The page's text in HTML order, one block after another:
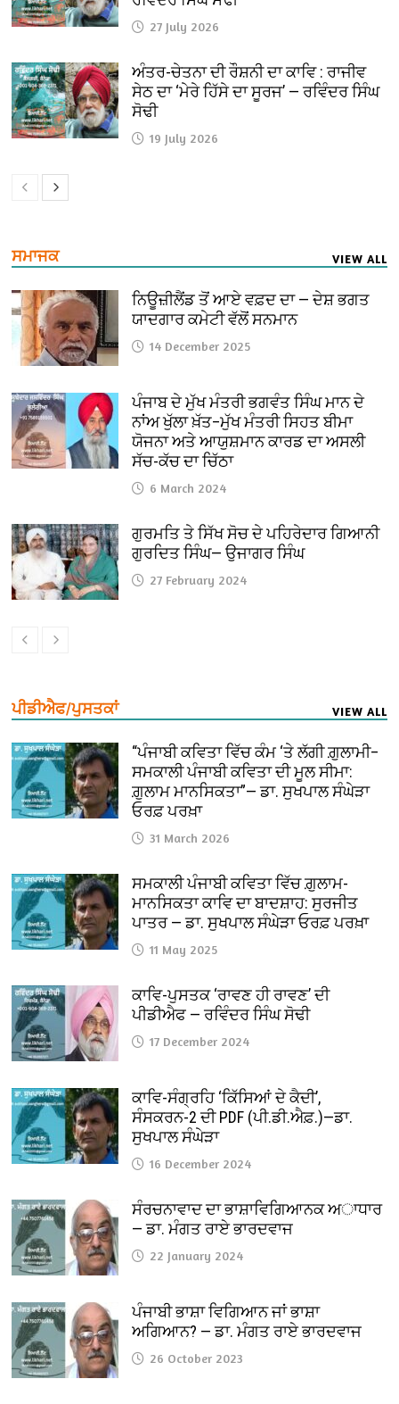
27 July 2026
ਅੰਤਰ-ਚੇਤਨਾ ਦੀ ਰੌਸ਼ਨੀ ਦਾ ਕਾਵਿ : ਰਾਜੀਵ
ਸੇਠ ਦਾ ‘ਮੇਰੇ ਹਿੱਸੇ ਦਾ ਸੂਰਜ’ — ਰਵਿੰਦਰ ਸਿੰਘ
ਸੋਢੀ
19 July 2026
ਸਮਾਜਕ VIEW ALL
ਨਿਊਜ਼ੀਲੈਂਡ ਤੋਂ ਆਏ ਵਫ਼ਦ ਦਾ — ਦੇਸ਼ ਭਗਤ
ਯਾਦਗਾਰ ਕਮੇਟੀ ਵੱਲੋਂ ਸਨਮਾਨ
14 December 2025
ਪੰਜਾਬ ਦੇ ਮੁੱਖ ਮੰਤਰੀ ਭਗਵੰਤ ਸਿੰਘ ਮਾਨ ਦੇ
ਨਾਂਅ ਖੁੱਲਾ ਖ਼ੱਤ–ਮੁੱਖ ਮੰਤਰੀ ਸਿਹਤ ਬੀਮਾ
ਯੋਜਨਾ ਅਤੇ ਆਯੁਸ਼ਮਾਨ ਕਾਰਡ ਦਾ ਅਸਲੀ
ਸੱਚ-ਕੱਚ ਦਾ ਚਿੱਠਾ
6 March 2024
ਗੁਰਮਤਿ ਤੇ ਸਿੱਖ ਸੋਚ ਦੇ ਪਹਿਰੇਦਾਰ ਗਿਆਨੀ
ਗੁਰਦਿਤ ਸਿੰਘ— ਉਜਾਗਰ ਸਿੰਘ
27 February 2024
ਪੀਡੀਐਫ/ਪੁਸਤਕਾਂ VIEW ALL
“ਪੰਜਾਬੀ ਕਵਿਤਾ ਵਿੱਚ ਕੰਮ ‘ਤੇ ਲੱਗੀ ਗ਼ੁਲਾਮੀ–
ਸਮਕਾਲੀ ਪੰਜਾਬੀ ਕਵਿਤਾ ਦੀ ਮੂਲ ਸੀਮਾ:
ਗ਼ੁਲਾਮ ਮਾਨਸਿਕਤਾ”— ਡਾ. ਸੁਖਪਾਲ ਸੰਘੇੜਾ
ਓਰਫ਼ ਪਰਖ਼ਾ
31 March 2026
ਸਮਕਾਲੀ ਪੰਜਾਬੀ ਕਵਿਤਾ ਵਿੱਚ ਗ਼ੁਲਾਮ-
ਮਾਨਸਿਕਤਾ ਕਾਵਿ ਦਾ ਬਾਦਸ਼ਾਹ: ਸੁਰਜੀਤ
ਪਾਤਰ — ਡਾ. ਸੁਖਪਾਲ ਸੰਘੇੜਾ ਓਰਫ਼ ਪਰਖ਼ਾ
11 May 2025
ਕਾਵਿ-ਪੁਸਤਕ ‘ਰਾਵਣ ਹੀ ਰਾਵਣ’ ਦੀ
ਪੀਡੀਐਫ — ਰਵਿੰਦਰ ਸਿੰਘ ਸੋਢੀ
17 December 2024
ਕਾਵਿ-ਸੰਗ੍ਰਹਿ ‘ਕਿੱਸਿਆਂ ਦੇ ਕੈਦੀ’,
ਸੰਸਕਰਨ-2 ਦੀ PDF (ਪੀ.ਡੀ.ਐਫ਼.)—ਡਾ.
ਸੁਖਪਾਲ ਸੰਘੇੜਾ
16 December 2024
ਸੰਰਚਨਾਵਾਦ ਦਾ ਭਾਸ਼ਾਵਿਗਿਆਨਕ ਅਾਧਾਰ
— ਡਾ. ਮੰਗਤ ਰਾਏ ਭਾਰਦਵਾਜ
22 January 2024
ਪੰਜਾਬੀ ਭਾਸ਼ਾ ਵਿਗਿਆਨ ਜਾਂ ਭਾਸ਼ਾ
ਅਗਿਆਨ? — ਡਾ. ਮੰਗਤ ਰਾਏ ਭਾਰਦਵਾਜ
26 October 2023